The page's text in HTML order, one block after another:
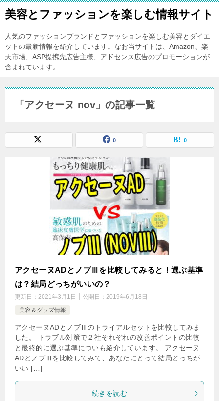
美容とファッションを楽しむ情報サイト
人気のファッションブランドとファッションを楽しむ美容とダイエ
ットの最新情報を紹介しています。なお当サイトは、Amazon、楽
天市場、ASP提携先広告主様、アドセンス広告のプロモーションが
含まれています。
「アクセーヌ nov」の記事一覧
0 0
アクセーヌADとノブⅢを比較してみると！選ぶ基準
は？結局どっちがいいの？
更新日： 2021年3月1日 公開日： 2019年6月18日
美容＆グッズ情報
アクセーヌADとノブⅢのトライアルセットを比較してみま
した。 トラブル対策で２社それぞれの改善ポイントの比較
と最終的に選ぶ基準についも紹介しています。 アクセーヌ
ADとノブⅢを比較してみて、あなたにとって結局どっちが
いい […]
続きを読む